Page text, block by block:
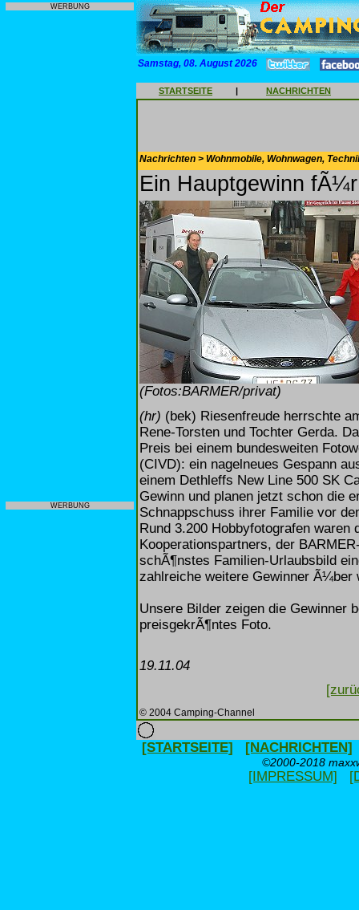
WERBUNG
WERBUNG
Samstag, 08. August 2026
STARTSEITE | NACHRICHTEN
Nachrichten > Wohnmobile, Wohnwagen,
Ein Hauptgewinn
(Fotos:BARMER/privat)
(hr) (bek) Riesenfreude herrschte
Rene-Torsten und Tochter Gerda.
Preis bei einem bundesweiten
(CIVD): ein nagelneues Gespann
einem Dethleffs New Line 500 SK
Gewinn und planen jetzt schon die
Schnappschuss ihrer Familie vor
Rund 3.200 Hobbyfotografen waren
Kooperationspartners, der
schÃ¶nstes Familien-Urlaubsbild
zahlreiche weitere Gewinner Ã¼ber
Unsere Bilder zeigen die Gewinner
preisgekrÃ¶ntes Foto.
19.11.04
© 2004 Camping-Channel
[STARTSEITE] [NACHRICHTEN]
©2000-2018
[IMPRESSUM]